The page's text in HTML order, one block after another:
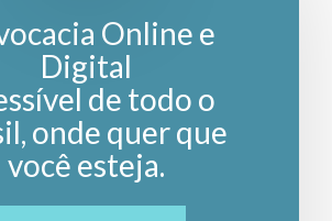
Online e
Digital
de todo o
onde quer que
você esteja.